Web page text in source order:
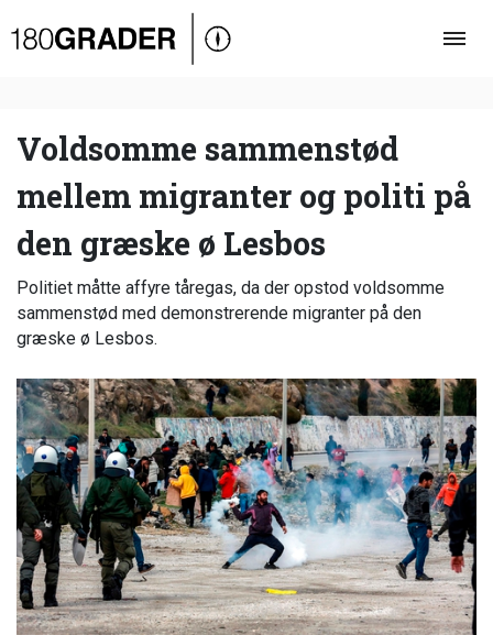
Oversigt
Debat
Video
Podcast
Voldsomme sammenstød
mellem migranter og politi på
den græske ø Lesbos
Politiet måtte affyre tåregas, da der opstod voldsomme
sammenstød med demonstrerende migranter på den
græske ø Lesbos.